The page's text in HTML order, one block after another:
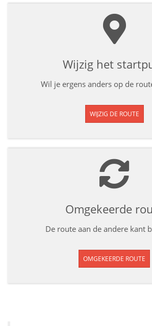
Wijzig het
Wil je ergens anders op de
WIJZIG DE ROUTE
Omgekeerde
De route aan de andere kant
OMGEKEERDE ROUTE